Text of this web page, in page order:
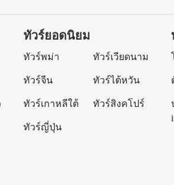
ทัวร์ยอดนิยม
ทัวร์พม่า ทัวร์เวียดนาม
ทัวร์จีน ทัวร์ไต้หวัน
ทัวร์เกาหลีใต้ ทัวร์สิงคโปร์
ทัวร์ญี่ปุ่น